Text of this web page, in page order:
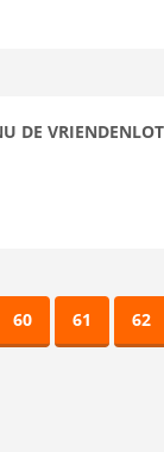
DE
60 61 62